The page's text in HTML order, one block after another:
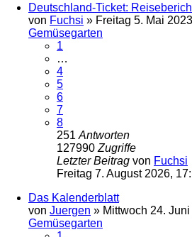
Deutschland-Ticket:
von Fuchsi » Freitag 5. Mai
Gemüsegarten
1
…
4
5
6
7
8
251 Antworten
127990 Zugriffe
Letzter Beitrag von Fuchsi
Freitag 7. August 2026,
Das Kalenderblatt
von Juergen » Mittwoch 24.
Gemüsegarten